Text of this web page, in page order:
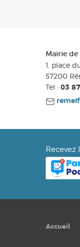
Mairie
1, place
57200
Tel : 03
Accueil